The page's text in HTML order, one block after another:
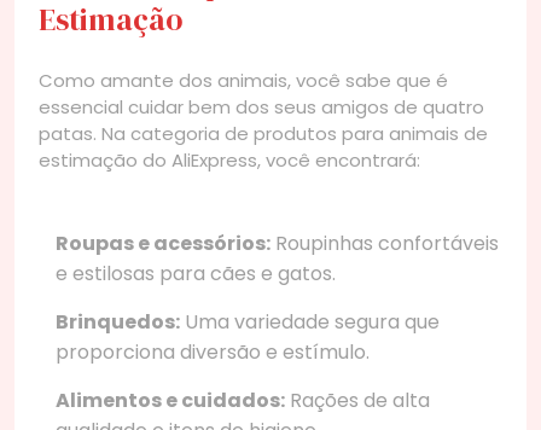
Estimação
Como amante dos animais, você sabe que é
essencial cuidar bem dos seus amigos de quatro
patas. Na categoria de produtos para animais de
estimação do AliExpress, você encontrará:
Roupas e acessórios: Roupinhas confortáveis
e estilosas para cães e gatos.
Brinquedos: Uma variedade segura que
proporciona diversão e estímulo.
Alimentos e cuidados: Rações de alta